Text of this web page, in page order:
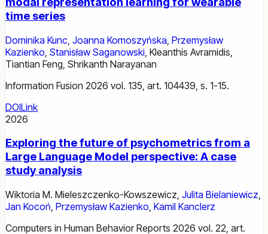
time series
Dominika Kunc Joanna Komoszyńska Przemysław
Kazienko Stanisław Saganowski Kleanthis Avramidis
Tiantian Feng Shrikanth Narayanan
Information Fusion 2026 vol. 135, art. 104439, s. 1-15.
DOILink
2026
Exploring the future of psychometrics from a
Large Language Model perspective: A case
study analysis
Wiktoria M. Mieleszczenko-Kowszewicz, Julita Bielaniewicz,
Jan Kocoń, Przemysław Kazienko, Kamil Kanclerz
Computers in Human Behavior Reports 2026 vol. 22, art.